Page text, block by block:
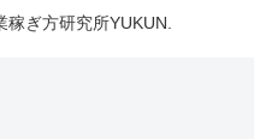
ぎ方研究所YUKUN.